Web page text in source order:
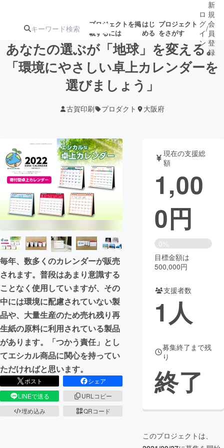
プロジェクトを掲
載するには
はじ
める
プロジェクト
をさがす
注目のリ 注目の新着プロ
募集終了が近いプ
ロジェクト
テクノロジー・ガジェット
映像・映画 書籍・雑誌
ビジネス・起業 チャレンジ
まちづくり・地域活性化
CAMPFIRE for Social Good
CAMPFIRE Creation
CAMPFIREふるさと納税machi-ya コミュニティ
ロ
グ
イ
ン
/
新
規
会
員
登
録
あなたの選ぶが「地球」を変える。
「環境にやさしい卓上カレンダーを
選びましょう」
古賀印刷 プロダクト 大阪府
毎年、数多くのカレンダーが販売
されます。普段はあまり意識する
ことなく使用していますが、その
中には環境に配慮されていない製
品や、大量生産のため売れ残り再
生紙の原料に利用されている製品
があります。「つかう責任」とし
てエシカル商品に関心を持ってい
ただければと思います。
ポスト
シェア
LINEで送る
URLコピー
埋め込み
QRコード
現在の支援総
額
1,00
0円
0%
目標金額は
500,000円
支援者数
1人
募集終了まで残
り
終了
このプロジェクトは、